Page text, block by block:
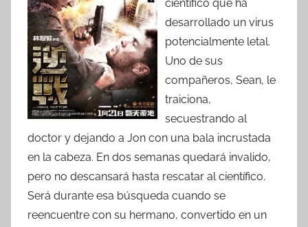
científico que ha
desarrollado un virus
potencialmente letal.
Uno de sus
compañeros, Sean, le
traiciona,
secuestrando al
doctor y dejando a Jon con una bala incrustada
en la cabeza. En dos semanas quedará invalido,
pero no descansará hasta rescatar al científico.
Será durante esa búsqueda cuando se
reencuentre con su hermano, convertido en un